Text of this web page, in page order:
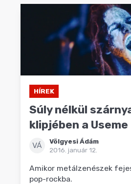
HÍREK
Súly nélkül
klipjében a Useme
VÁ
Völgyesi Ádám
2016. január 12.
Amikor metálzenészek
pop-rockba.